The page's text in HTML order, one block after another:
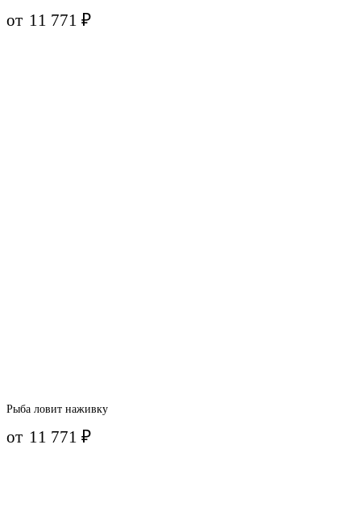
от 11 771₽
Рыба ловит наживку
от 11 771₽